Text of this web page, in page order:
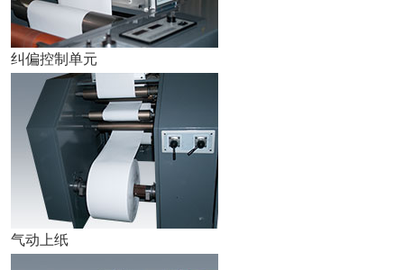
纠偏控制单元
气动上纸